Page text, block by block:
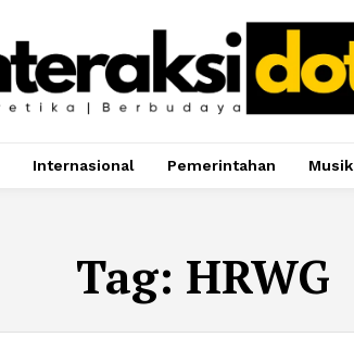
Internasional Pemerintahan Musik
Tag: HRWG